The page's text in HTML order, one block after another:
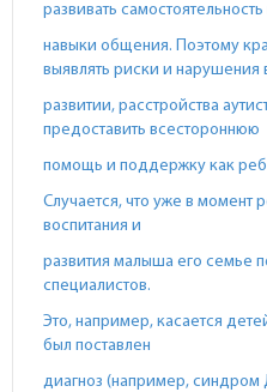
развивать самостоятельность
навыки общения. Поэтому
выявлять риски и нарушения
развитии, расстройства
предоставить всестороннюю
помощь и поддержку как
Случается, что уже в
воспитания и
развития малыша его семье
специалистов.
Это, например, касается
был поставлен
диагноз (например, синдром